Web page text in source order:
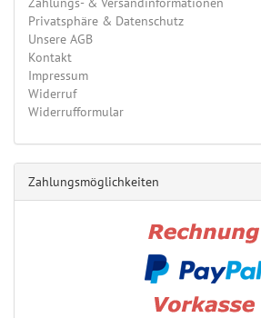
Privatsphäre & Datenschutz
Unsere AGB
Kontakt
Impressum
Widerruf
Widerrufformular
Zahlungsmöglichkeiten